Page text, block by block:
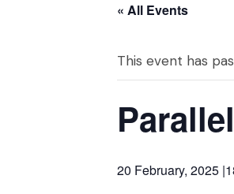
« All Events
This event has
20 February, 2025